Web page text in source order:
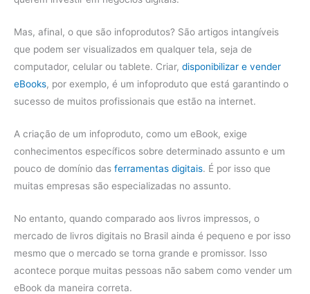
Mas, afinal, o que são infoprodutos? São artigos intangíveis
que podem ser visualizados em qualquer tela, seja de
computador, celular ou tablete. Criar, disponibilizar e vender
eBooks, por exemplo, é um infoproduto que está garantindo o
sucesso de muitos profissionais que estão na internet.
A criação de um infoproduto, como um eBook, exige
conhecimentos específicos sobre determinado assunto e um
pouco de domínio das ferramentas digitais. É por isso que
muitas empresas são especializadas no assunto.
No entanto, quando comparado aos livros impressos, o
mercado de livros digitais no Brasil ainda é pequeno e por isso
mesmo que o mercado se torna grande e promissor. Isso
acontece porque muitas pessoas não sabem como vender um
eBook da maneira correta.